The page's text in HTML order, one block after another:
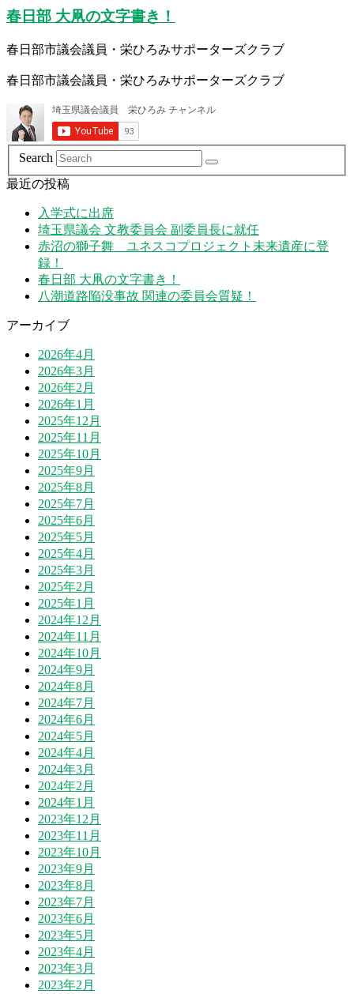
春日部 大凧の文字書き！
春日部市議会議員・栄ひろみサポーターズクラブ
春日部市議会議員・栄ひろみサポーターズクラブ
Search
最近の投稿
入学式に出席
埼玉県議会 文教委員会 副委員長に就任
赤沼の獅子舞 ユネスコプロジェクト未来遺産に登
録！
春日部 大凧の文字書き！
八潮道路陥没事故 関連の委員会質疑！
アーカイブ
2026年4月
2026年3月
2026年2月
2026年1月
2025年12月
2025年11月
2025年10月
2025年9月
2025年8月
2025年7月
2025年6月
2025年5月
2025年4月
2025年3月
2025年2月
2025年1月
2024年12月
2024年11月
2024年10月
2024年9月
2024年8月
2024年7月
2024年6月
2024年5月
2024年4月
2024年3月
2024年2月
2024年1月
2023年12月
2023年11月
2023年10月
2023年9月
2023年8月
2023年7月
2023年6月
2023年5月
2023年4月
2023年3月
2023年2月